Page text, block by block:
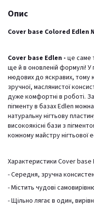
Опис
Cover base Colored Edlen
Cover base Edlen - це саме
ще й в оновленій формулі! У
нюдових до яскравих, тому
зручної, маслянистої
дуже комфортні в роботі.
пігменту в базах Edlen
натуральну нігтьову
високоякісні бази з
кожному майстру нігтьової
Характеристики Cover base
- Середня, зручна
- Містить чудові
- Щільно лягає в один,